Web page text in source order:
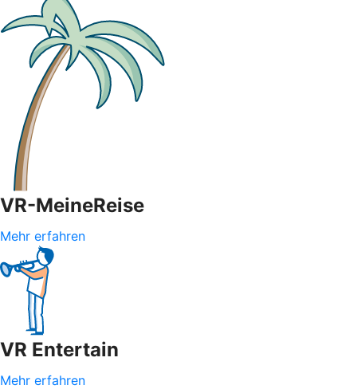
VR-MeineReise
Mehr erfahren
VR Entertain
Mehr erfahren